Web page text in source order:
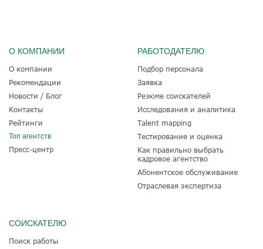
О КОМПАНИИ
О компании
Рекомендации
Новости / Блог
Контакты
Рейтинги
Топ агентств
Пресс-центр
РАБОТОДАТЕЛЮ
Подбор персонала
Заявка
Резюме соискателей
Исследования и аналитика
Talent mapping
Тестирование и оценка
Как правильно выбрать
кадровое агентство
Абонентское обслуживание
Отраслевая экспертиза
СОИСКАТЕЛЮ
Поиск работы